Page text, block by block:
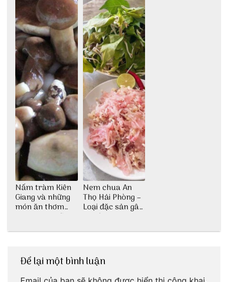
Nấm tràm Kiên
Giang và những
món ăn thơm
ngon khó cưỡng
Nem chua An
Thọ Hải Phòng –
Loại đặc sản gây
nghiện
Để lại một bình luận